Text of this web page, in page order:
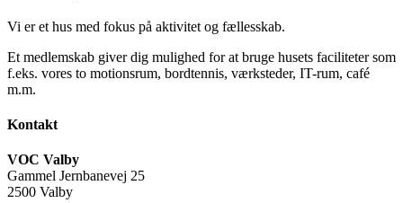
Vi er et hus med fokus på aktivitet og fællesskab.
Et medlemskab giver dig mulighed for at bruge husets faciliteter som
f.eks. vores to motionsrum, bordtennis, værksteder, IT-rum, café
m.m.
Kontakt
VOC Valby
Gammel Jernbanevej 25
2500 Valby